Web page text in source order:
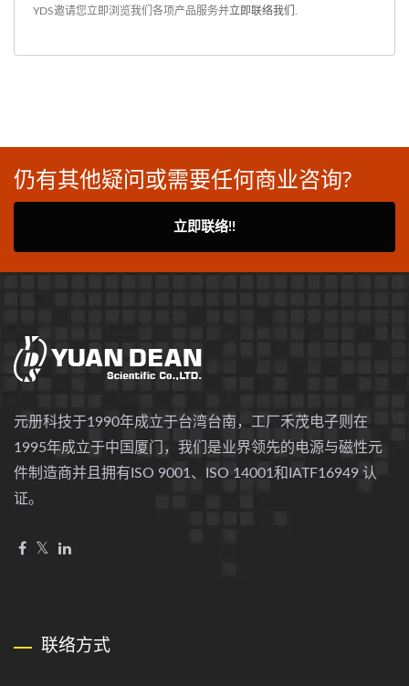
YDS邀请您立即浏览我们各项产品服务并 立即联络我们
仍有其他疑问或需要任何商业咨询?
立即联络!!
元册科技于1990年成立于台湾台南，工厂禾茂电子则在
1995年成立于中国厦门，我们是业界领先的电源与磁性元
件制造商并且拥有ISO 9001、ISO 14001和IATF16949 认
证。
联络方式